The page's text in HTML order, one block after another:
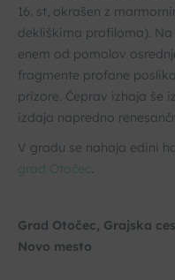
16. st, okrašen z
dekliškima profiloma).
enem od pomolov
fragmente profane
prizore. Čeprav izhaja še
izdaja napredno
V gradu se nahaja edini
grad Otočec.
Grad Otočec, Grajska
Novo mesto